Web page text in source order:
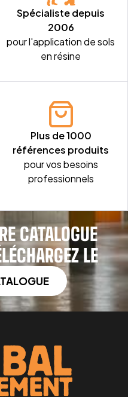
Spécialiste depuis
2006
pour l'application de sols
en résine
Plus de 1000
références produits
pour vos besoins
professionnels
CATALOGUE
LE